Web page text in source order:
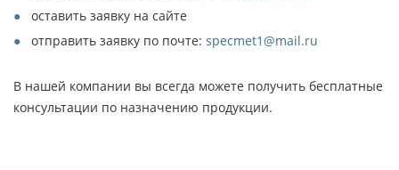
оставить заявку на сайте
отправить заявку по почте: specmet1@mail.ru
В нашей компании вы всегда можете получить бесплатные
консультации по назначению продукции.